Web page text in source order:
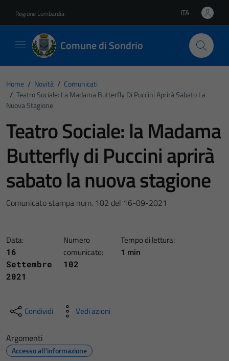
Regione Lombardia Lingua attiva:
ITA
Comune di Sondrio
Home / Novità / Comunicati
/ Teatro Sociale: La Madama Butterfly Di Puccini Aprirà Sabato La
Nuova Stagione
Teatro Sociale: la Madama
Butterfly di Puccini aprirà
sabato la nuova stagione
Comunicato stampa num. 102 del 16-09-2021
Data:
16
Settembre
2021
Numero
comunicato:
102
Tempo di lettura:
1 min
Condividi Vedi azioni
Argomenti
Accesso all'informazione